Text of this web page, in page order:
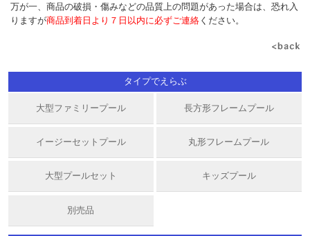
万が一、商品の破損・傷みなどの品質上の問題があった場合は、恐れ入
りますが商品到着日より７日以内に必ずご連絡 ください。
タイプでえらぶ
大型ファミリープール 長方形フレームプール
イージーセットプール 丸形フレームプール
大型プールセット キッズプール
別売品